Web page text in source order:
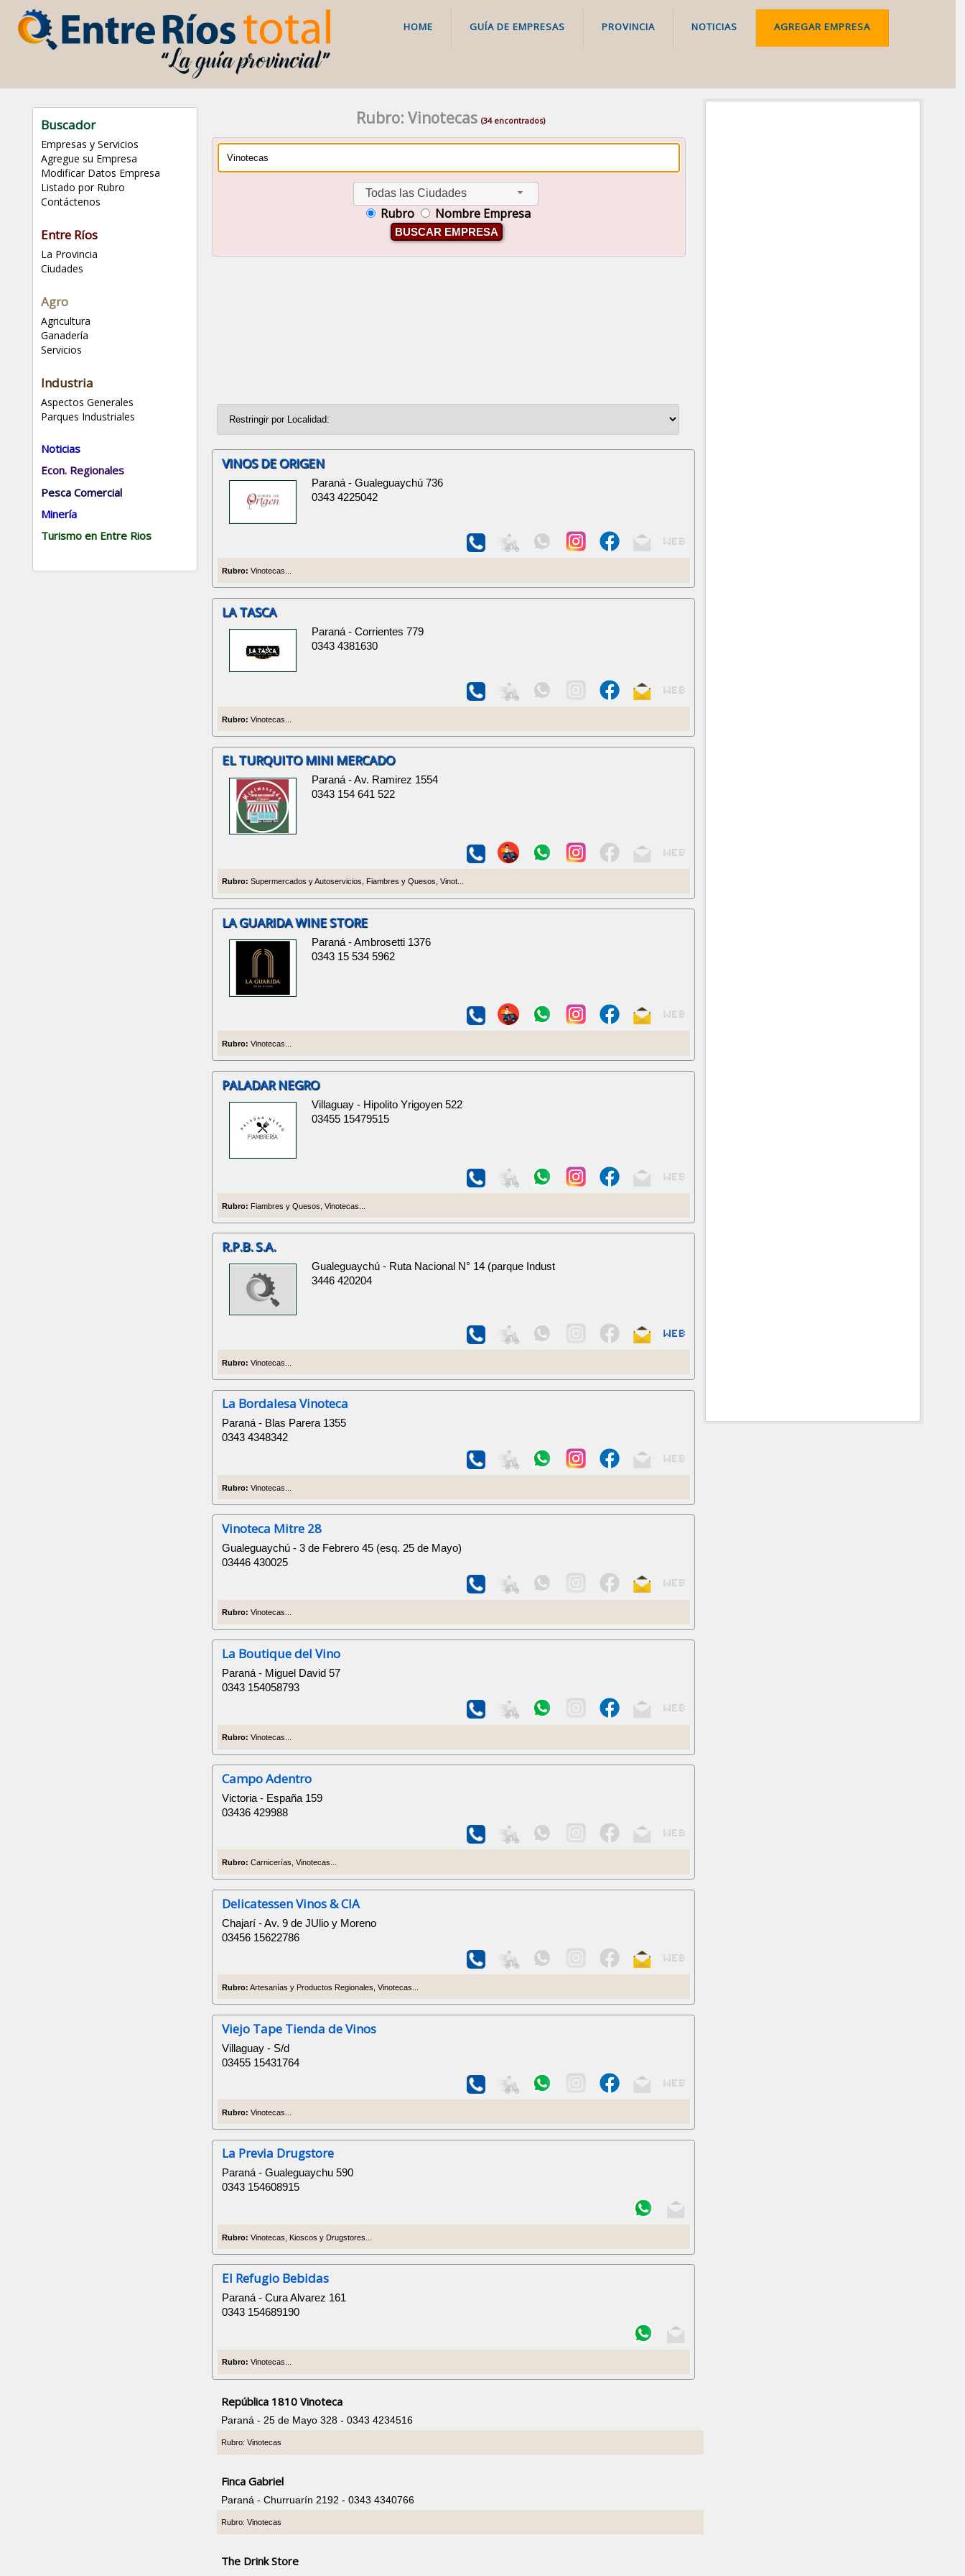
HOME GUÍA DE EMPRESAS PROVINCIA NOTICIAS AGREGAR EMPRESA
Buscador
Empresas y Servicios
Agregue su Empresa
Modificar Datos Empresa
Listado por Rubro
Contáctenos
Entre Ríos
La Provincia
Ciudades
Agro
Agricultura
Ganadería
Servicios
Industria
Aspectos Generales
Parques Industriales
Noticias
Econ. Regionales
Pesca Comercial
Minería
Turismo en Entre Rios
Rubro: Vinotecas (34 encontrados)
Todas las Ciudades
Rubro Nombre Empresa
BUSCAR EMPRESA
VINOS DE ORIGEN
Paraná - Gualeguaychú 736
0343 4225042
Rubro: Vinotecas...
LA TASCA
Paraná - Corrientes 779
0343 4381630
Rubro: Vinotecas...
EL TURQUITO MINI MERCADO
Paraná - Av. Ramirez 1554
0343 154 641 522
Rubro: Supermercados y Autoservicios, Fiambres y Quesos, Vinot...
LA GUARIDA WINE STORE
Paraná - Ambrosetti 1376
0343 15 534 5962
Rubro: Vinotecas...
PALADAR NEGRO
Villaguay - Hipolito Yrigoyen 522
03455 15479515
Rubro: Fiambres y Quesos, Vinotecas...
R.P.B. S.A.
Gualeguaychú - Ruta Nacional N° 14 (parque Indust
3446 420204
Rubro: Vinotecas...
La Bordalesa Vinoteca
Paraná - Blas Parera 1355
0343 4348342
Rubro: Vinotecas...
Vinoteca Mitre 28
Gualeguaychú - 3 de Febrero 45 (esq. 25 de Mayo)
03446 430025
Rubro: Vinotecas...
La Boutique del Vino
Paraná - Miguel David 57
0343 154058793
Rubro: Vinotecas...
Campo Adentro
Victoria - España 159
03436 429988
Rubro: Carnicerías, Vinotecas...
Delicatessen Vinos & CIA
Chajarí - Av. 9 de JUlio y Moreno
03456 15622786
Rubro: Artesanías y Productos Regionales, Vinotecas...
Viejo Tape Tienda de Vinos
Villaguay - S/d
03455 15431764
Rubro: Vinotecas...
La Previa Drugstore
Paraná - Gualeguaychu 590
0343 154608915
Rubro: Vinotecas, Kioscos y Drugstores...
El Refugio Bebidas
Paraná - Cura Alvarez 161
0343 154689190
Rubro: Vinotecas...
República 1810 Vinoteca
Paraná - 25 de Mayo 328 - 0343 4234516
Rubro: Vinotecas
Finca Gabriel
Paraná - Churruarín 2192 - 0343 4340766
Rubro: Vinotecas
The Drink Store